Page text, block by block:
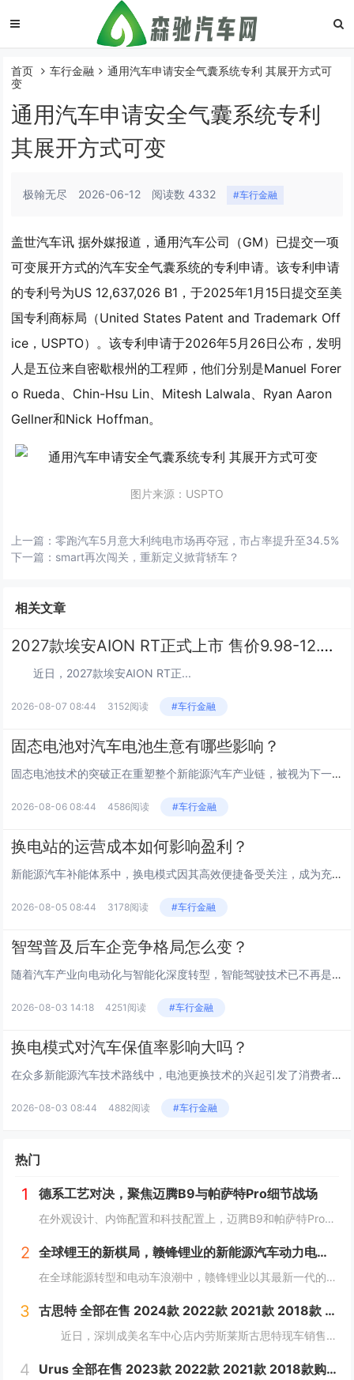
首页 车行金融
通用汽车申请安全气囊系统专利 其展开方式可
变
通用汽车申请安全气囊系统专利
其展开方式可变
极翰无尽 2026-06-12 阅读数 4332 #车行金融
盖世汽车讯 据外媒报道，通用汽车公司（GM）已提交一项
可变展开方式的汽车安全气囊系统的专利申请。该专利申请
的专利号为US 12,637,026 B1，于2025年1月15日提交至美
国专利商标局（United States Patent and Trademark Off
ice，USPTO）。该专利申请于2026年5月26日公布，发明
人是五位来自密歇根州的工程师，他们分别是Manuel Forer
o Rueda、Chin-Hsu Lin、Mitesh Lalwala、Ryan Aaron
Gellner和Nick Hoffman。
图片来源：USPTO
上一篇：零跑汽车5月意大利纯电市场再夺冠，市占率提升至34.5%
下一篇： smart再次闯关，重新定义掀背轿车？
相关文章
2027款埃安AION RT正式上市 售价9.98-12.38万
近日，2027款埃安AION RT正...
2026-08-07 08:44 3152阅读 #车行金融
固态电池对汽车电池生意有哪些影响？
固态电池技术的突破正在重塑整个新能源汽车产业链，被视为下一代储能技术的核心方向。传统液态锂电池面临能量密度瓶颈和安全隐患...
2026-08-06 08:44 4586阅读 #车行金融
换电站的运营成本如何影响盈利？
新能源汽车补能体系中，换电模式因其高效便捷备受关注，成为充电模式的重要补充。然而，背后支撑这一模式运转的经济账却十分复杂...
2026-08-05 08:44 3178阅读 #车行金融
智驾普及后车企竞争格局怎么变？
随着汽车产业向电动化与智能化深度转型，智能驾驶技术已不再是高端车型的专属配置，而是逐渐成为衡量产品竞争力的核心指标。这一...
2026-08-03 14:18 4251阅读 #车行金融
换电模式对汽车保值率影响大吗？
在众多新能源汽车技术路线中，电池更换技术的兴起引发了消费者对二手市场表现的广泛关注。许多潜在买家在购车前，往往会考量这种...
2026-08-03 08:44 4882阅读 #车行金融
热门
1 德系工艺对决，聚焦迈腾B9与帕萨特Pro细节战场
在外观设计、内饰配置和科技配置上，迈腾B9和帕萨特Pro都有着一定的拥趸。作为B级车产品，两款车紧贴消费者需求，在同级别车型中都是性能翘楚。那么，该怎么选择呢？本文将对以上方面进行详细对比，为车友们提供选择建议。 风...
2 全球锂王的新棋局，赣锋锂业的新能源汽车动力电池革命
在全球能源转型和电动车浪潮中，赣锋锂业以其最新一代的动力电池产品——锋行电池，为市场带来了革新性的技术突破。这款高性能电芯不仅在能量密度、成组效率等关键性能指标上超越了行业标准，而且在安全性和环境适应性方面也设立了新的行业标杆。...
3 古思特 全部在售 2024款 2022款 2021款 2018款 2016款 2015款深圳成美名车中心劳斯莱斯古思特限时优惠 目前503万元起售
近日，深圳成美名车中心店内劳斯莱斯古思特现车销售，颜色可选，感兴趣的朋友可以到店咨询购买，详情见下表：...
4 Urus 全部在售 2023款 2022款 2021款 2018款购Urus享5.4万优惠 欢迎到店试驾